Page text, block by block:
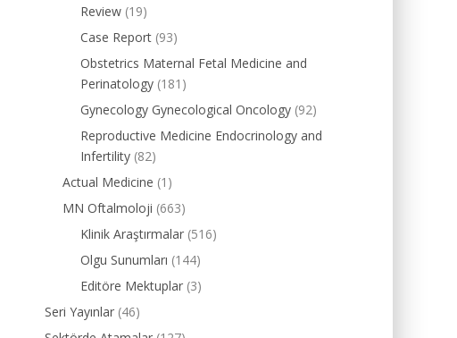
Review (19)
Case Report (93)
Obstetrics Maternal Fetal Medicine and
Perinatology (181)
Gynecology Gynecological Oncology (92)
Reproductive Medicine Endocrinology and
Infertility (82)
Actual Medicine (1)
MN Oftalmoloji (663)
Klinik Araştırmalar (516)
Olgu Sunumları (144)
Editöre Mektuplar (3)
Seri Yayınlar (46)